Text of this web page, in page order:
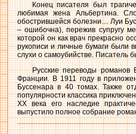
Конец писателя был
любимая жена Альбертина.
обострившейся болезни… Луи
– ошибочна), пережив супругу
которой он как врач прекрасно
рукописи и личные бумаги были
слухи о самоубийстве. Писатель
Русские переводы романов
Франции. В 1911 году в
Буссенара в 40 томах. Также
популярности классика
ХХ века его наследие
выпустило полное собрание